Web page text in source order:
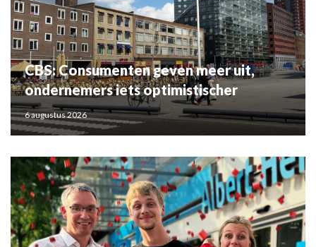
CBS: Consumenten geven meer uit,
ondernemers iets optimistischer
6 augustus 2026